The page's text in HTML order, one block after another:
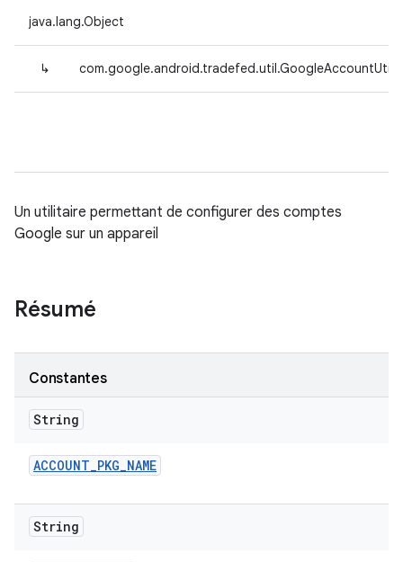
java.lang.Object
↳ com.google.android.tradefed.util.GoogleAccountUtil
Un utilitaire permettant de configurer des comptes
Google sur un appareil
Résumé
Constantes
String
ACCOUNT_PKG_NAME
String